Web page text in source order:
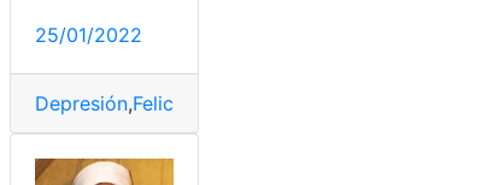
25/01/2022
Depresión,Felicidad Mental